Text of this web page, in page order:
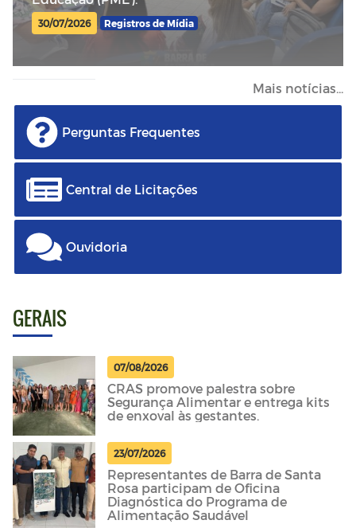
30/07/2026 Registros de Mídia
Mais notícias...
Perguntas Frequentes
Central de Licitações
Ouvidoria
GERAIS
07/08/2026
CRAS promove palestra sobre
Segurança Alimentar e entrega kits
de enxoval às gestantes.
23/07/2026
Representantes de Barra de Santa
Rosa participam de Oficina
Diagnóstica do Programa de
Alimentação Saudável